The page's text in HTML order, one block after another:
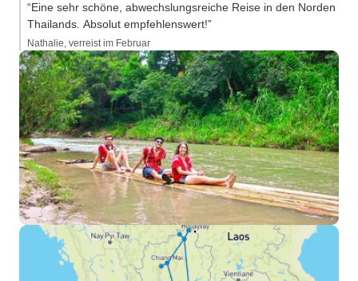
“Eine sehr schöne, abwechslungsreiche Reise in den Norden
Thailands. Absolut empfehlenswert!”
Nathalie, verreist im Februar